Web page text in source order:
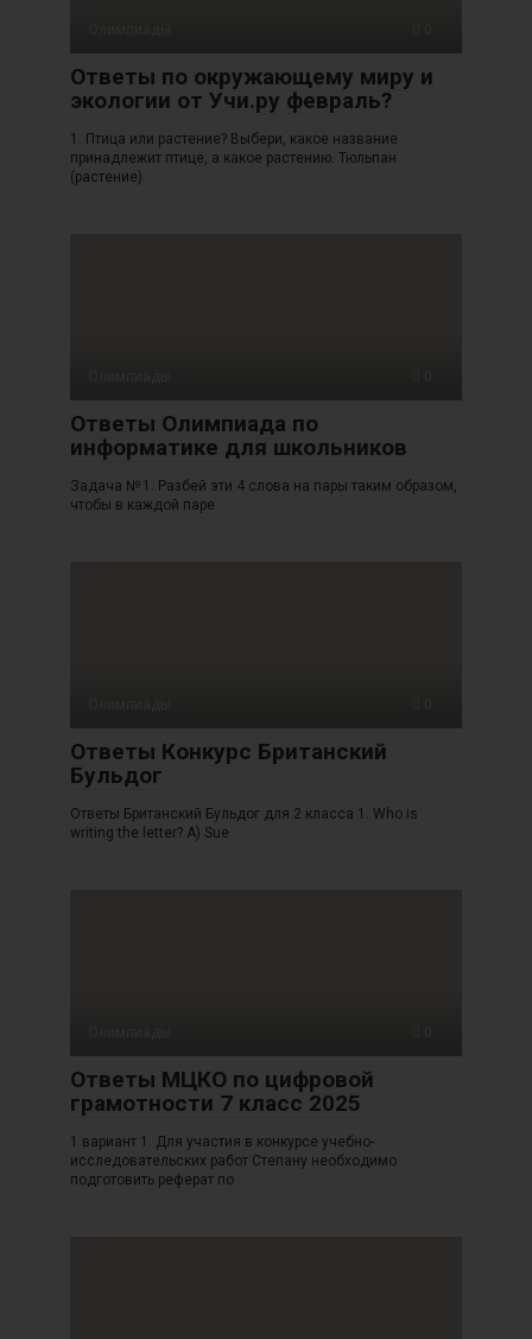
Ответы по окружающему миру и
экологии от Учи.ру февраль?
1. Птица или растение? Выбери, какое название
принадлежит птице, а какое растению. Тюльпан
(растение)
Ответы Олимпиада по
информатике для школьников
Задача № 1. Разбей эти 4 слова на пары таким образом,
чтобы в каждой паре
Ответы Конкурс Британский
Бульдог
Ответы Британский Бульдог для 2 класса 1. Who is
writing the letter? A) Sue
Ответы МЦКО по цифровой
грамотности 7 класс 2025
1 вариант 1. Для участия в конкурсе учебно-
исследовательских работ Степану необходимо
подготовить реферат по